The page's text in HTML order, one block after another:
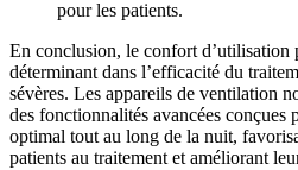
pour les patients.
En conclusion, le confort d’utilisation
déterminant dans l’efficacité du
sévères. Les appareils de ventilation
des fonctionnalités avancées conçues
optimal tout au long de la nuit,
patients au traitement et améliorant